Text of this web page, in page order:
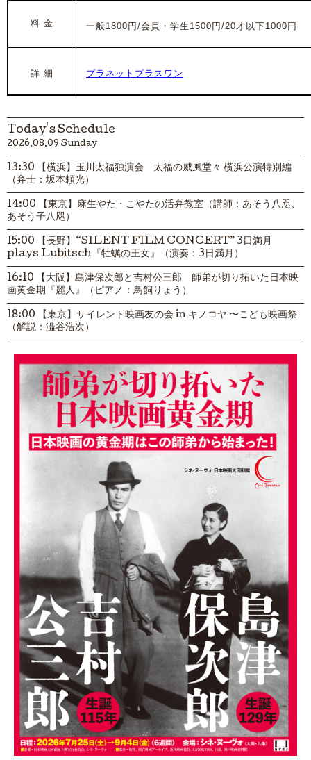
料 金 一般1800円/会員・学生1500円/20才以下1000円
詳 細 プラネットプラスワン
Today's Schedule
2026.08.09 Sunday
13:30 【横浜】玉川太福独演会 太福の威風堂々 横浜公演特別編
（弁士：坂本頼光）
14:00 【東京】麻生やた・こやたの活弁教室（講師：あそう八咫、
あそう子八咫）
15:00 【長野】“SILENT FILM CONCERT” 3日満月
plays Lubitsch『牡蠣の王女』（演奏：3日満月）
16:10 【大阪】島津保次郎と吉村公三郎 師弟が切り拓いた日本映
画黄金期『麗人』（ピアノ：鳥飼りょう）
18:00 【東京】サイレント映画友の会 in キノコヤ 〜こども映画祭
（解説：澁谷浩次）